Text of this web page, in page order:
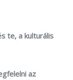
te, a kulturális
az